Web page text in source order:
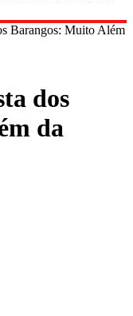
Barangos: Muito Além
dos
da